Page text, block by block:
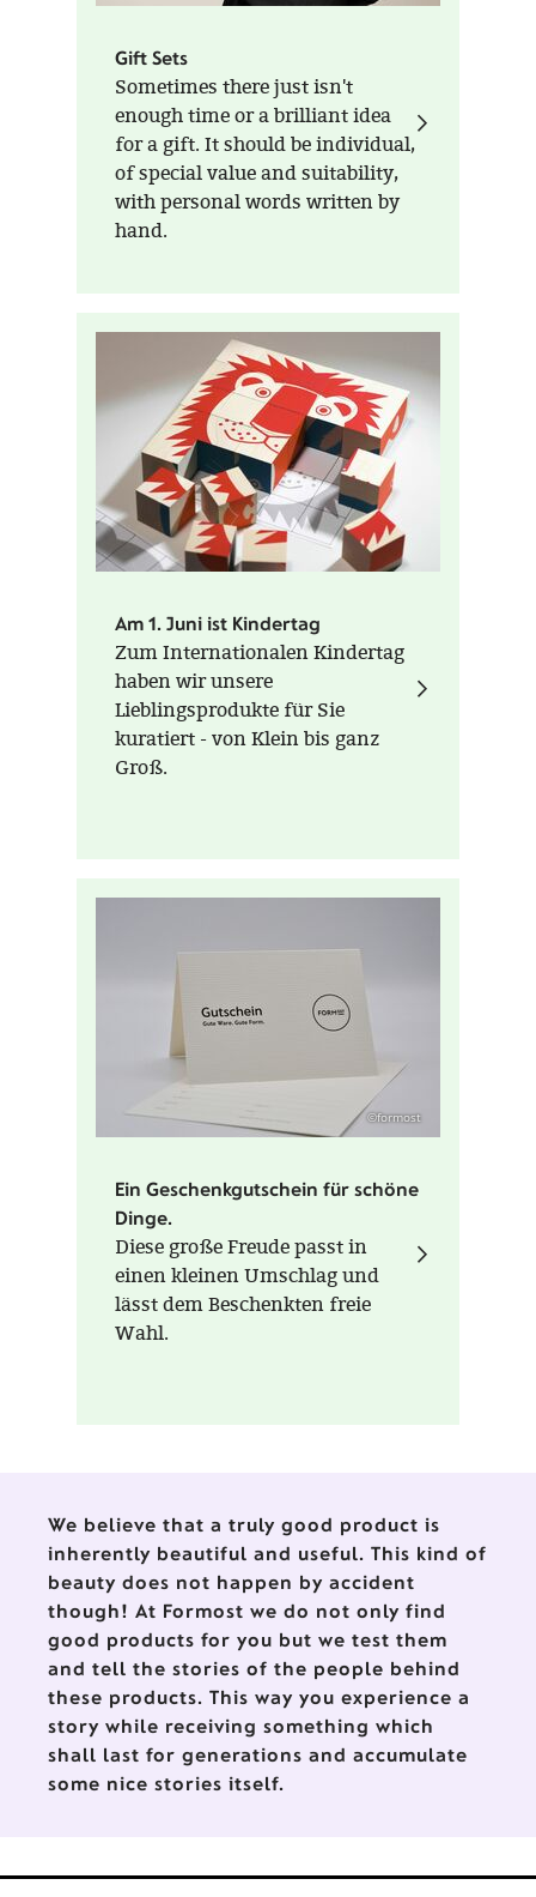
Gift Sets
Sometimes there just isn't
enough time or a brilliant idea
for a gift. It should be individual,
of special value and suitability,
with personal words written by
hand.
Am 1. Juni ist Kindertag
Zum Internationalen Kindertag
haben wir unsere
Lieblingsprodukte für Sie
kuratiert - von Klein bis ganz
Groß.
©formost
Ein Geschenkgutschein für schöne
Dinge.
Diese große Freude passt in
einen kleinen Umschlag und
lässt dem Beschenkten freie
Wahl.
We believe that a truly good product is
inherently beautiful and useful. This kind of
beauty does not happen by accident
though! At Formost we do not only find
good products for you but we test them
and tell the stories of the people behind
these products. This way you experience a
story while receiving something which
shall last for generations and accumulate
some nice stories itself.